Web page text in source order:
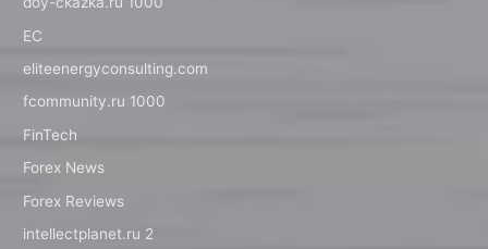
EC
eliteenergyconsulting.com
fcommunity.ru 1000
FinTech
Forex News
Forex Reviews
intellectplanet.ru 2